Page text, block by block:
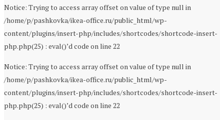
Notice: Trying to access array offset on value of type null in
/home/p/pashkovka/ikea-office.ru/public_html/wp-
content/plugins/insert-php/includes/shortcodes/shortcode-insert-
php.php(25) : eval()’d code on line 22
Notice: Trying to access array offset on value of type null in
/home/p/pashkovka/ikea-office.ru/public_html/wp-
content/plugins/insert-php/includes/shortcodes/shortcode-insert-
php.php(25) : eval()’d code on line 22